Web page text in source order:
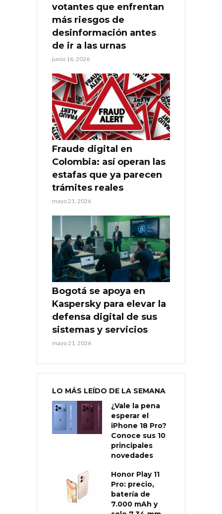
votantes que enfrentan
más riesgos de
desinformación antes
de ir a las urnas
junio 16, 2026
Fraude digital en
Colombia: así operan las
estafas que ya parecen
trámites reales
mayo 21, 2026
Bogotá se apoya en
Kaspersky para elevar la
defensa digital de sus
sistemas y servicios
mayo 21, 2026
LO MÁS LEÍDO DE LA SEMANA
¿Vale la pena
esperar el
iPhone 18 Pro?
Conoce sus 10
principales
novedades
Honor Play 11
Pro: precio,
batería de
7.000 mAh y